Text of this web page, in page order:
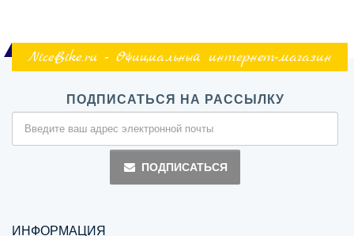
NiceBike.ru - Официальный интернет-магазин
ПОДПИСАТЬСЯ НА РАССЫЛКУ
ПОДПИСАТЬСЯ
ИНФОРМАЦИЯ